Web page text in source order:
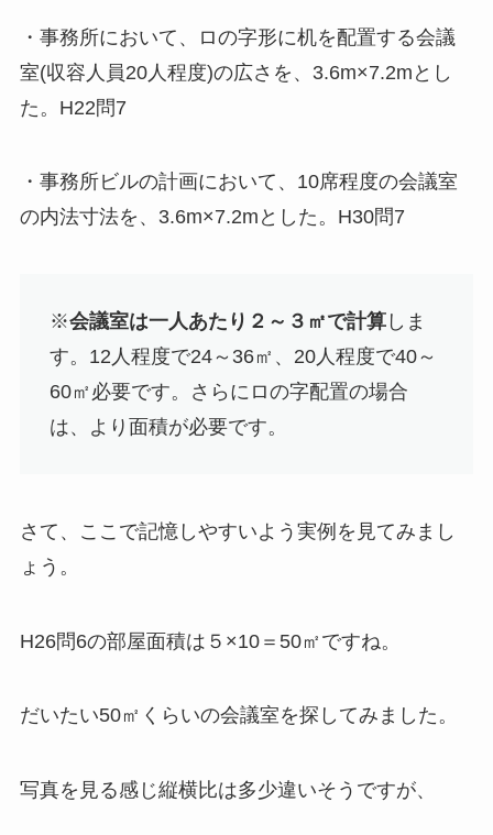
・事務所において、ロの字形に机を配置する会議
室(収容人員20人程度)の広さを、3.6m×7.2mとし
た。H22問7
・事務所ビルの計画において、10席程度の会議室
の内法寸法を、3.6m×7.2mとした。H30問7
※会議室は一人あたり２～３㎡で計算しま
す。12人程度で24～36㎡、20人程度で40～
60㎡必要です。さらにロの字配置の場合
は、より面積が必要です。
さて、ここで記憶しやすいよう実例を見てみまし
ょう。
H26問6の部屋面積は５×10＝50㎡ですね。
だいたい50㎡くらいの会議室を探してみました。
写真を見る感じ縦横比は多少違いそうですが、